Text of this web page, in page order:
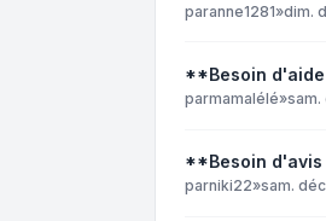
paranne1281»dim.
**Besoin d'aide
parmamalélé»sam.
**Besoin d'avis
parniki22»sam.